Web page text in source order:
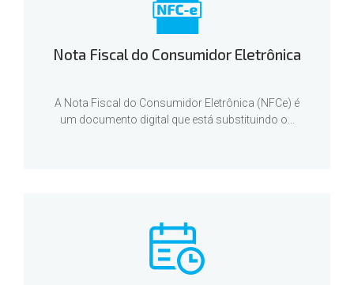
Nota Fiscal do Consumidor Eletrônica
A Nota Fiscal do Consumidor Eletrônica (NFCe) é
um documento digital que está substituindo o...